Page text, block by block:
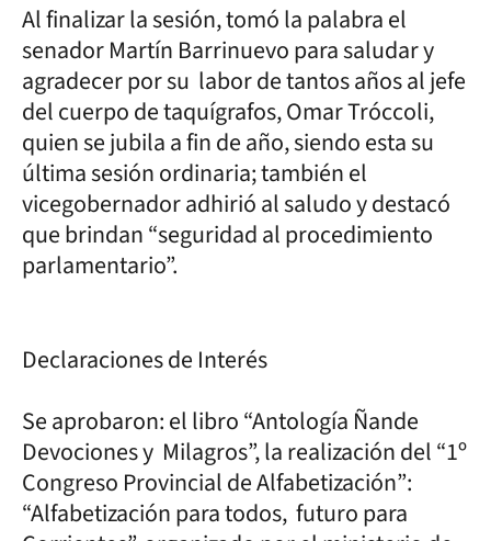
Al finalizar la sesión, tomó la palabra el
senador Martín Barrinuevo para saludar y
agradecer por su labor de tantos años al jefe
del cuerpo de taquígrafos, Omar Tróccoli,
quien se jubila a fin de año, siendo esta su
última sesión ordinaria; también el
vicegobernador adhirió al saludo y destacó
que brindan “seguridad al procedimiento
parlamentario”.
Declaraciones de Interés
Se aprobaron: el libro “Antología Ñande
Devociones y Milagros”, la realización del “1º
Congreso Provincial de Alfabetización”:
“Alfabetización para todos, futuro para